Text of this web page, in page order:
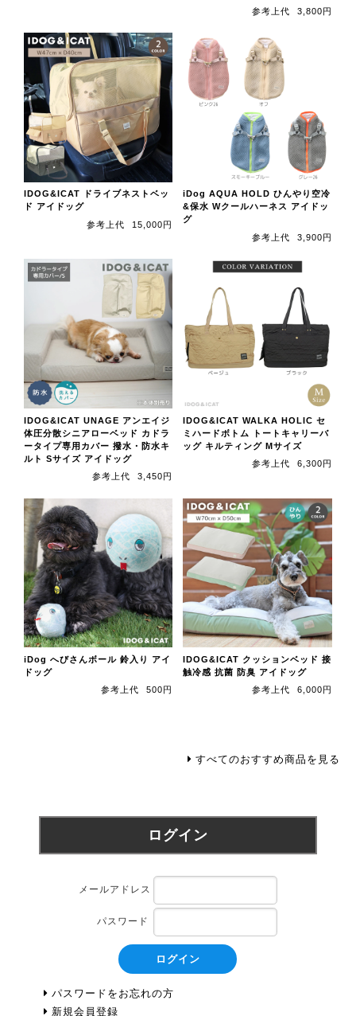
参考上代 3,800円
IDOG&ICAT ドライブネストベッ
ド アイドッグ
参考上代
15,000円
iDog AQUA HOLD ひんやり空冷
&保水 Wクールハーネス アイドッ
グ
参考上代
3,900円
IDOG&ICAT UNAGE アンエイジ
体圧分散シニアローベッド カドラ
ータイプ専用カバー 撥水・防水キ
ルト Sサイズ アイドッグ
参考上代
3,450円
IDOG&ICAT WALKA HOLIC セ
ミハードボトム トートキャリーバ
ッグ キルティング Mサイズ
参考上代
6,300円
iDog へびさんボール 鈴入り アイ
ドッグ
参考上代
500円
IDOG&ICAT クッションベッド 接
触冷感 抗菌 防臭 アイドッグ
参考上代
6,000円
すべてのおすすめ商品を見る
ログイン
メールアドレス
パスワード
ログイン
パスワードをお忘れの方
新規会員登録